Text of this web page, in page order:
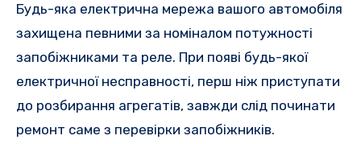
Будь-яка електрична мережа вашого автомобіля
захищена певними за номіналом потужності
запобіжниками та реле. При появі будь-якої
електричної несправності, перш ніж приступати
до розбирання агрегатів, завжди слід починати
ремонт саме з перевірки запобіжників.